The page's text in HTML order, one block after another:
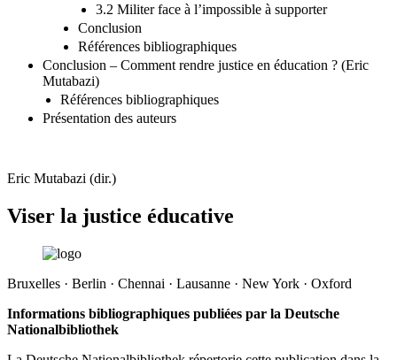
3.2 Militer face à l’impossible à supporter
Conclusion
Références bibliographiques
Conclusion – Comment rendre justice en éducation ? (Eric
Mutabazi)
Références bibliographiques
Présentation des auteurs
Eric Mutabazi (dir.)
Viser la justice éducative
Bruxelles · Berlin · Chennai · Lausanne · New York · Oxford
Informations bibliographiques publiées par la Deutsche
Nationalbibliothek